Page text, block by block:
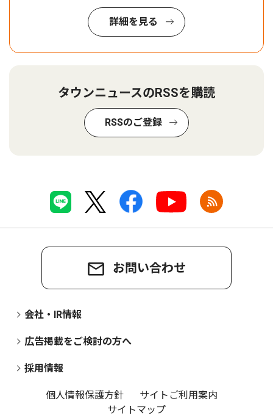
詳細を見る
タウンニュースのRSSを購読
RSSのご登録
お問い合わせ
会社・IR情報
広告掲載をご検討の方へ
採用情報
個人情報保護方針
サイトご利用案内
サイトマップ